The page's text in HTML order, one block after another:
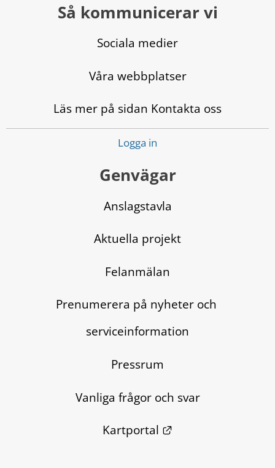
Så kommunicerar vi
Sociala medier
Våra webbplatser
Läs mer på sidan Kontakta oss
Logga in
Genvägar
Anslagstavla
Aktuella projekt
Felanmälan
Prenumerera på nyheter och
serviceinformation
Pressrum
Vanliga frågor och svar
Kartportal
Länk till annan